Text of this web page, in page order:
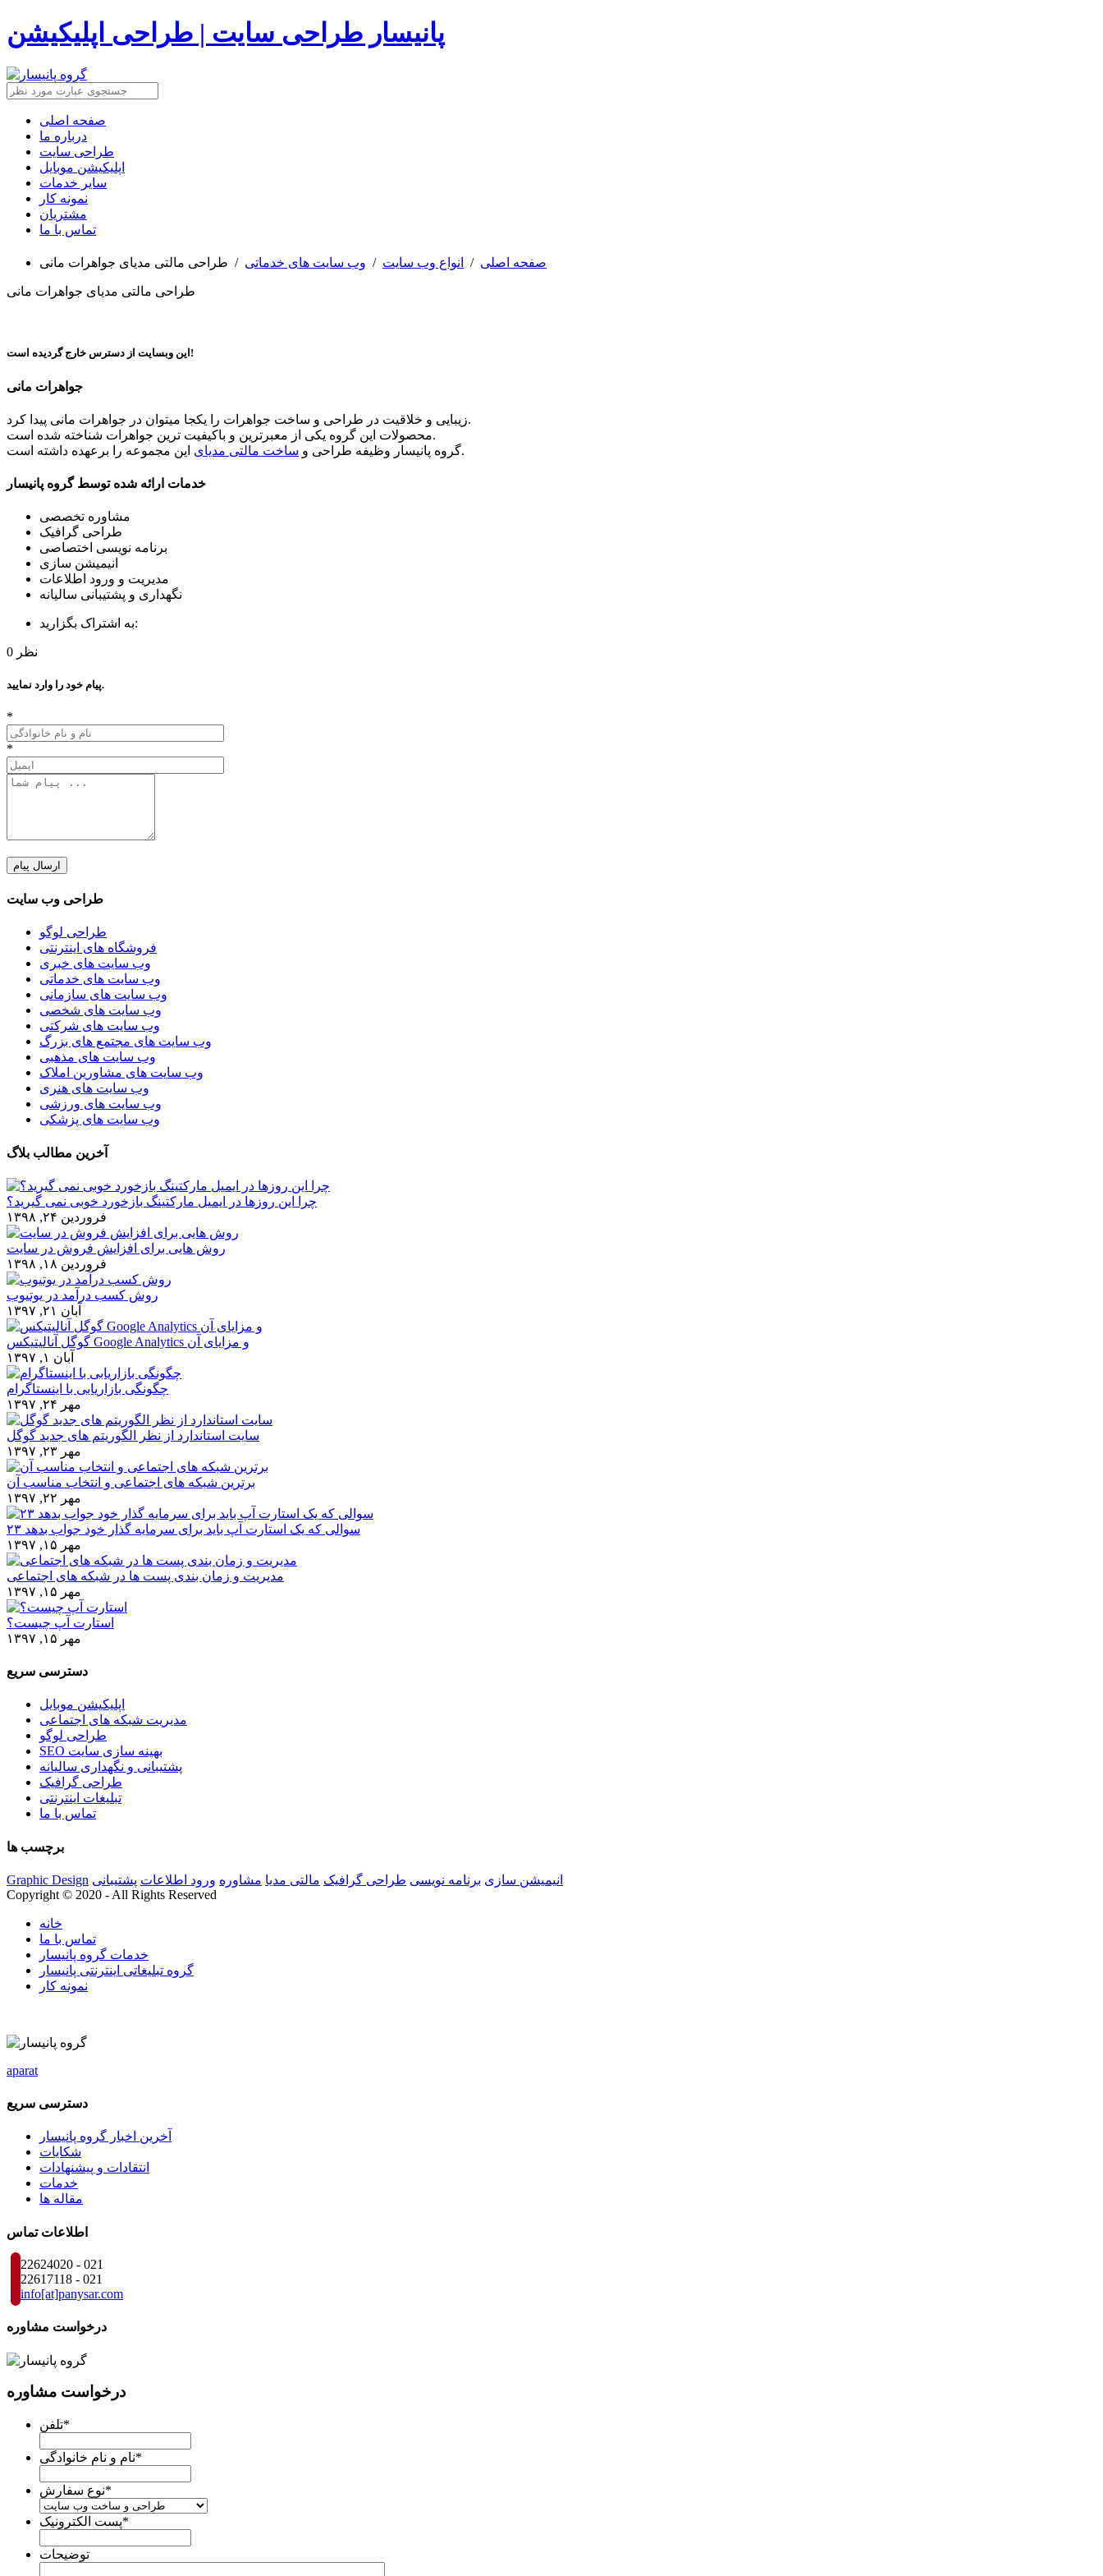
پانیسار طراحی سایت | طراحی اپلیکیشن
صفحه اصلی
درباره ما
طراحی سایت
اپلیکیشن موبایل
سایر خدمات
نمونه کار
مشتریان
تماس با ما
صفحه اصلی / انواع وب سایت / وب سایت های خدماتی / طراحی مالتی مدیای جواهرات مانی
طراحی مالتی مدیای جواهرات مانی
این وبسایت از دسترس خارج گردیده است!
جواهرات مانی
زیبایی و خلاقیت در طراحی و ساخت جواهرات را یکجا میتوان در جواهرات مانی پیدا کرد.
محصولات این گروه یکی از معبرترین و باکیفیت ترین جواهرات شناخته شده است.
گروه پانیسار وظیفه طراحی و ساخت مالتی مدیای این مجموعه را برعهده داشته است.
خدمات ارائه شده توسط گروه پانیسار
مشاوره تخصصی
طراحی گرافیک
برنامه نویسی اختصاصی
انیمیشن سازی
مدیریت و ورود اطلاعات
نگهداری و پشتیبانی سالیانه
به اشتراک بگزارید:
0 نظر
پیام خود را وارد نمایید.
*
*
طراحی وب سایت
طراحی لوگو
فروشگاه های اینترنتی
وب سایت های خبری
وب سایت های خدماتی
وب سایت های سازمانی
وب سایت های شخصی
وب سایت های شرکتی
وب سایت های مجتمع های بزرگ
وب سایت های مذهبی
وب سایت های مشاورین املاک
وب سایت های هنری
وب سایت های ورزشی
وب سایت های پزشکی
آخرین مطالب بلاگ
چرا این روزها در ایمیل مارکتینگ بازخورد خوبی نمی گیرید؟
فروردین ۲۴, ۱۳۹۸
روش هایی برای افزایش فروش در سایت
فروردین ۱۸, ۱۳۹۸
روش کسب درآمد در یوتیوب
آبان ۲۱, ۱۳۹۷
گوگل آنالیتیکس Google Analytics و مزایای آن
آبان ۱, ۱۳۹۷
چگونگی بازاریابی با اینستاگرام
مهر ۲۴, ۱۳۹۷
سایت استاندارد از نظر الگوریتم های جدید گوگل
مهر ۲۳, ۱۳۹۷
برترین شبکه های اجتماعی و انتخاب مناسب آن
مهر ۲۲, ۱۳۹۷
۲۳ سوالی که یک استارت آپ باید برای سرمایه گذار خود جواب بدهد
مهر ۱۵, ۱۳۹۷
مدیریت و زمان بندی پست ها در شبکه های اجتماعی
مهر ۱۵, ۱۳۹۷
استارت آپ چیست؟
مهر ۱۵, ۱۳۹۷
دسترسی سریع
اپلیکیشن موبایل
مدیریت شبکه های اجتماعی
طراحی لوگو
SEO بهینه سازی سایت
پشتیبانی و نگهداری سالیانه
طراحی گرافیک
تبلیغات اینترنتی
تماس با ما
برچسب ها
Graphic Design انیمیشن سازی برنامه نویسی طراحی گرافیک مالتی مدیا مشاوره ورود اطلاعات پشتیبانی
Copyright © 2020 - All Rights Reserved
خانه
تماس با ما
خدمات گروه پانیسار
گروه تبلیغاتی اینترنتی پانیسار
نمونه کار
aparat
دسترسی سریع
آخرین اخبار گروه پانیسار
شکایات
انتقادات و پیشنهادات
خدمات
مقاله ها
اطلاعات تماس
22624020 - 021
22617118 - 021
info[at]panysar.com
درخواست مشاوره
درخواست مشاوره
تلفن*
نام و نام خانوادگی*
نوع سفارش*
پست الکترونیک*
توضیحات